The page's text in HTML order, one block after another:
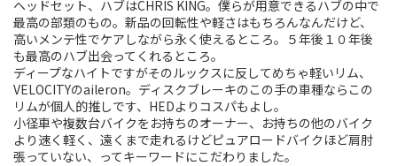
ヘッドセット、ハブはCHRIS KING。僕らが用意できるハブの中で
最高の部類のもの。新品の回転性や軽さはもちろんなんだけど、
高いメンテ性でケアしながら永く使えるところ。５年後１０年後
も最高のハブ出会ってくれるところ。
ディープなハイトですがそのルックスに反してめちゃ軽いリム、
VELOCITYのaileron。ディスクブレーキのこの手の車種ならこの
リムが個人的推しです、HEDよりコスパもよし。
小径車や複数台バイクをお持ちのオーナー、お持ちの他のバイク
より速く軽く、遠くまで走れるけどピュアロードバイクほど肩肘
張っていない、ってキーワードにこだわりました。
Fat Bike
Cargo Bike
Mixte
Mini Velo